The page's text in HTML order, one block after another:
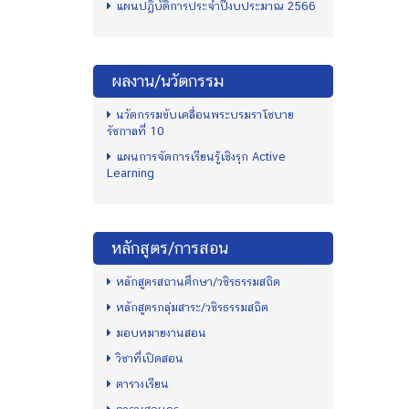
แผนปฏิบัติการประจำปีงบประมาณ 2566
ผลงาน/นวัตกรรม
นวัตกรรมขับเคลื่อนพระบรมราโชบาย
รัชกาลที่ 10
แผนการจัดการเรียนรู้เชิงรุก Active
Learning
หลักสูตร/การสอน
หลักสูตรสถานศึกษา/วชิรธรรมสถิต
หลักสูตรกลุ่มสาระ/วชิรธรรมสถิต
มอบหมายงานสอน
วิชาที่เปิดสอน
ตารางเรียน